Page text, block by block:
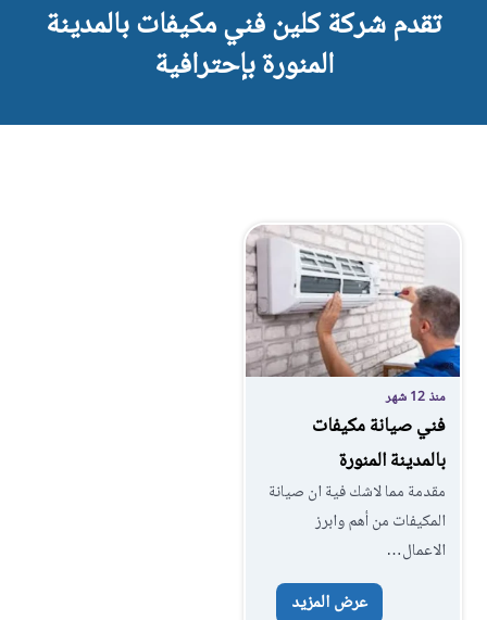
تقدم شركة كلين فني مكيفات بالمدينة
المنورة بإحترافية
منذ 12 شهر
فني صيانة مكيفات
بالمدينة المنورة
مقدمة مما لاشك فية ان صيانة
المكيفات من أهم وابرز
الاعمال…
عرض المزيد